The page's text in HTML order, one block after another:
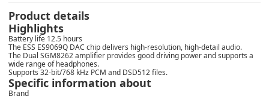
Product details
Highlights
Battery life 12.5 hours
The ESS ES9069Q DAC chip delivers high-resolution, high-detail audio.
The Dual SGM8262 amplifier provides good driving power and supports a
wide range of headphones.
Supports 32-bit/768 kHz PCM and DSD512 files.
Specific information about
Brand